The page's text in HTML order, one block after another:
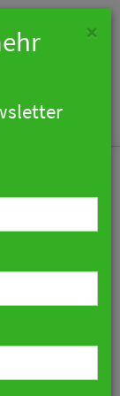
Stadt
×